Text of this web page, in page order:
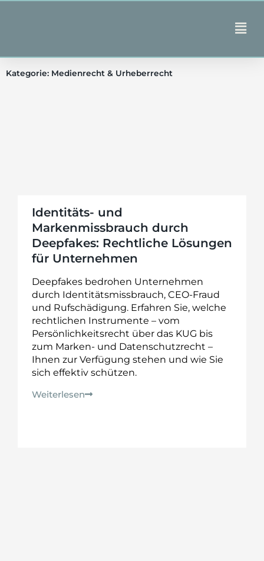
Main
Kategorie: Medienrecht & Urheberrecht
Identitäts- und
Markenmissbrauch durch
Deepfakes: Rechtliche Lösungen
für Unternehmen
Deepfakes bedrohen Unternehmen
durch Identitätsmissbrauch, CEO-Fraud
und Rufschädigung. Erfahren Sie, welche
rechtlichen Instrumente – vom
Persönlichkeitsrecht über das KUG bis
zum Marken- und Datenschutzrecht –
Ihnen zur Verfügung stehen und wie Sie
sich effektiv schützen.
Weiterlesen